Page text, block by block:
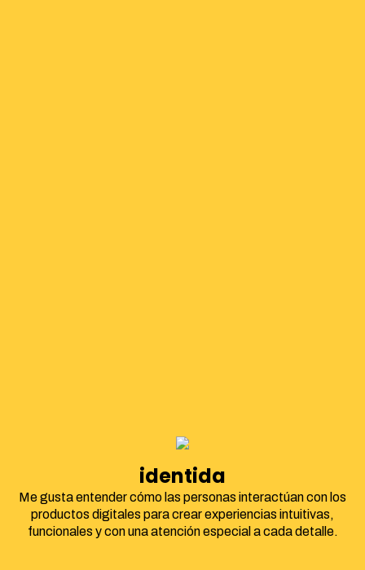
identidad corpor
Me gusta entender cómo las personas interactúan con los
productos digitales para crear experiencias intuitivas,
funcionales y con una atención especial a cada detalle.